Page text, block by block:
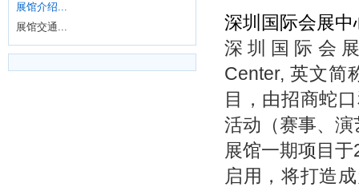
展馆介绍...
展馆交通...
深圳国际会展中
深圳国际会展
Center, 英文简
目，由招商蛇
活动（赛事、
展馆一期项目
启用，将打造